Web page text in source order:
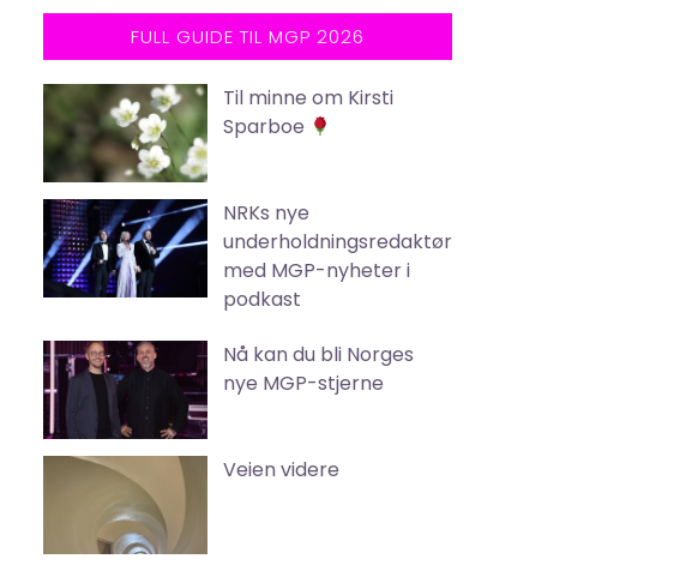
FULL GUIDE TIL MGP 2026
Til minne om Kirsti
Sparboe
NRKs nye
underholdningsredaktør
med MGP-nyheter i
podkast
Nå kan du bli Norges
nye MGP-stjerne
Veien videre